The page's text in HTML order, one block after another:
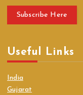
Subscribe Here
Useful Links
India
Gujarat